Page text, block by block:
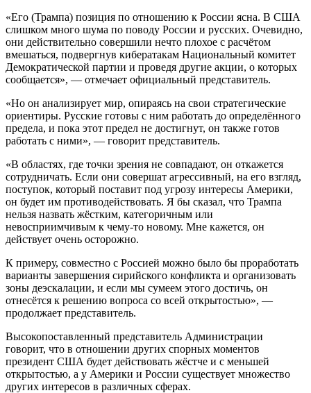
«Его (Трампа) позиция по отношению к России ясна. В США
слишком много шума по поводу России и русских. Очевидно,
они действительно совершили нечто плохое с расчётом
вмешаться, подвергнув кибератакам Национальный комитет
Демократической партии и проведя другие акции, о которых
сообщается», — отмечает официальный представитель.
«Но он анализирует мир, опираясь на свои стратегические
ориентиры. Русские готовы с ним работать до определённого
предела, и пока этот предел не достигнут, он также готов
работать с ними», — говорит представитель.
«В областях, где точки зрения не совпадают, он откажется
сотрудничать. Если они совершат агрессивный, на его взгляд,
поступок, который поставит под угрозу интересы Америки,
он будет им противодействовать. Я бы сказал, что Трампа
нельзя назвать жёстким, категоричным или
невосприимчивым к чему-то новому. Мне кажется, он
действует очень осторожно.
К примеру, совместно с Россией можно было бы проработать
варианты завершения сирийского конфликта и организовать
зоны деэскалации, и если мы сумеем этого достичь, он
отнесётся к решению вопроса со всей открытостью», —
продолжает представитель.
Высокопоставленный представитель Администрации
говорит, что в отношении других спорных моментов
президент США будет действовать жёстче и с меньшей
открытостью, а у Америки и России существует множество
других интересов в различных сферах.